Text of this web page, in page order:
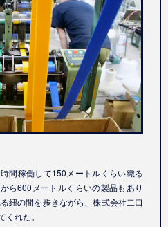
間稼働して150メートルくらい織る
ら600メートルくらいの製品もあり
紐の間を歩きながら、株式会社二口
れた。